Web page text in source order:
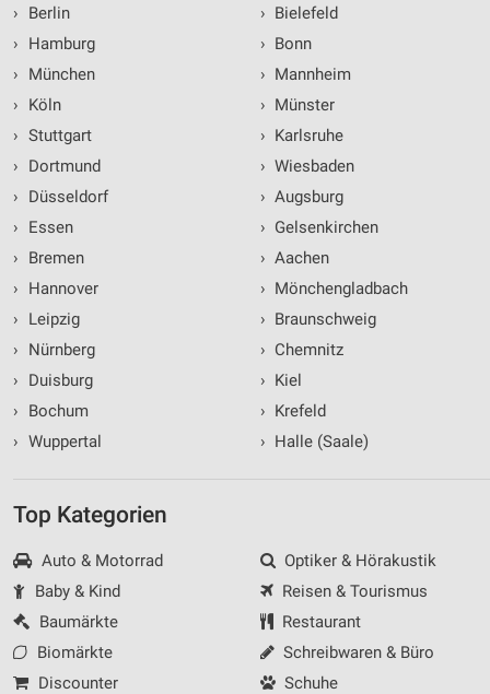
›
Berlin
›
Hamburg
›
München
›
Köln
› Stuttgart
›
Dortmund
›
Düsseldorf
›
Essen
›
Bremen
›
Hannover
›
Leipzig
›
Nürnberg
›
Duisburg
›
Bochum
› Wuppertal
› Bielefeld
› Bonn
› Mannheim
› Münster
› Karlsruhe
› Wiesbaden
› Augsburg
› Gelsenkirchen
› Aachen
› Mönchengladbach
› Braunschweig
› Chemnitz
› Kiel
› Krefeld
› Halle (Saale)
Top Kategorien
Auto & Motorrad
Baby & Kind
Baumärkte
Biomärkte
Discounter
Optiker & Hörakustik
Reisen & Tourismus
Restaurant
Schreibwaren & Büro
Schuhe